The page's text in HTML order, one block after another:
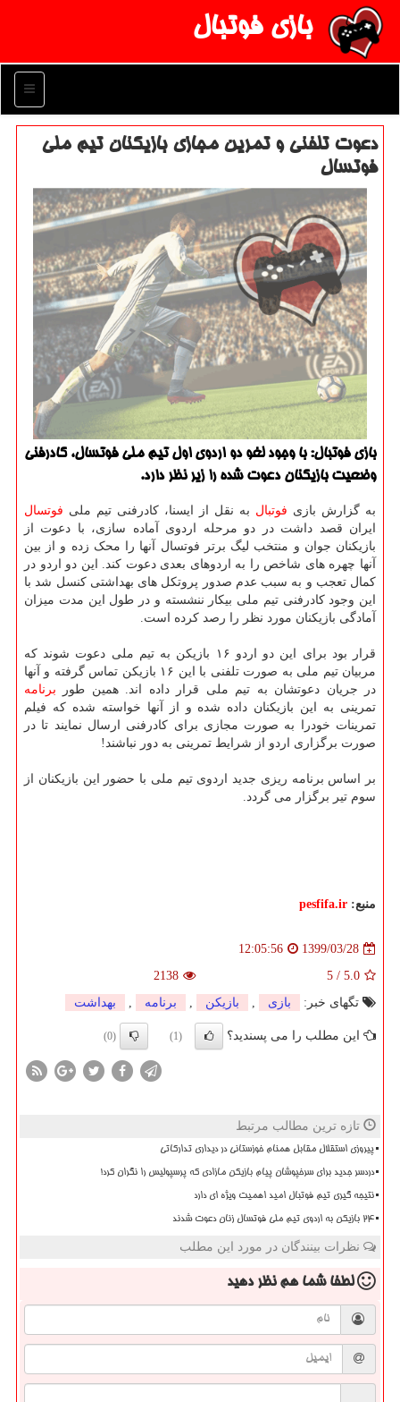
بازی فوتبال
منو
دعوت تلفنی و تمرین مجازی بازیكنان تیم ملی
فوتسال
بازی فوتبال: با وجود لغو دو اردوی اول تیم ملی فوتسال، كادرفنی
وضعیت بازیكنان دعوت شده را زیر نظر دارد.
به گزارش بازی فوتبال به نقل از ایسنا، کادرفنی تیم ملی فوتسال
ایران قصد داشت در دو مرحله اردوی آماده سازی، با دعوت از
بازیکنان جوان و منتخب لیگ برتر فوتسال آنها را محک زده و از بین
آنها چهره های شاخص را به اردوهای بعدی دعوت کند. این دو اردو در
کمال تعجب و به سبب عدم صدور پروتکل های بهداشتی کنسل شد با
این وجود کادرفنی تیم ملی بیکار ننشسته و در طول این مدت میزان
آمادگی بازیکنان مورد نظر را رصد کرده است.
قرار بود برای این دو اردو ۱۶ بازیکن به تیم ملی دعوت شوند که
مربیان تیم ملی به صورت تلفنی با این ۱۶ بازیکن تماس گرفته و آنها
در جریان دعوتشان به تیم ملی قرار داده اند. همین طور برنامه
تمرینی به این بازیکنان داده شده و از آنها خواسته شده که فیلم
تمرینات خودرا به صورت مجازی برای کادرفنی ارسال نمایند تا در
صورت برگزاری اردو از شرایط تمرینی به دور نباشند!
بر اساس برنامه ریزی جدید اردوی تیم ملی با حضور این بازیکنان از
سوم تیر برگزار می گردد.
منبع: pesfifa.ir
1399/03/28
12:05:56
5.0
/
5
2138
تگهای خبر:
بازی , بازیكن , برنامه , بهداشت
این مطلب را می پسندید؟ (1)
(0)
تازه ترین مطالب مرتبط
پیروزی استقلال مقابل همنام خوزستانی در دیداری تدارکاتی
دردسر جدید برای سرخپوشان پیام بازیکن مازادی که پرسپولیس را نگران کرد!
نتیجه گیری تیم فوتبال امید اهمیت ویژه ای دارد
۲۴ بازیکن به اردوی تیم ملی فوتسال زنان دعوت شدند
نظرات بینندگان در مورد این مطلب
لطفا شما همنظر دهید